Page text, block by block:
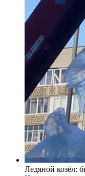
Ледяной козёл: